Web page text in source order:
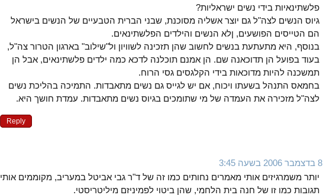
פלשתינאיות בידי נשים ישראליות?
גיוס הנשים לצה"ל גם יוצר אשליה מסוכנת, שבני הברית הטבעיים של הנשים בישראל
הם הטייסים הפושעים, ןלא הנשים והילדים הפלשתינאים.
בנוסף, היא מתעתעת בנשים לחשוב שהן תזכינה לשוויון ול"שילוב" בארגון הטרור צה"ל,
בעוד בפועל הן תדוכאנה שם. הן אמנם תוכלנה לדכא כמה ילדים פלשתינאים, אבל הן
תמשכנה להיות מדוכאות בידי הקלגסים גסי הרוח.
בחמאס התנהל בשעתו ויכוח, אם יש לגייס גם נשים מתאבדות. התמיכה בהליכת נשים
לצה"ל מזכירה את העמדה של מי שתומכים בגיוס נשים מתאבדות. עמדת חושך היא.
Reply
8 בדצמבר 2006 בשעה 3:45
יותר משמרגיזים אותי מאמרים נחותים כמו זה של ד"ר גבי אביטל במעריב, מקוממים אותי
תגובות כמו זו של חנה בית הלחמי, שהן ביטוי לפמיניזם מיליטריסטי.